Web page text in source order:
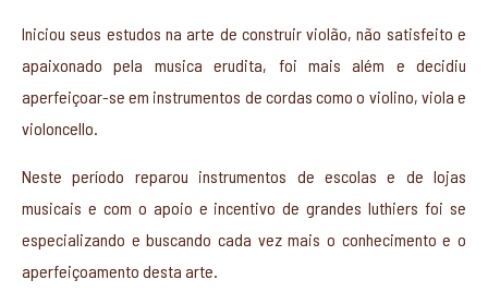
Iniciou seus estudos na arte de construir violão, não satisfeito e
apaixonado pela musica erudita, foi mais além e decidiu
aperfeiçoar-se em instrumentos de cordas como o violino, viola e
violoncello.
Neste período reparou instrumentos de escolas e de lojas
musicais e com o apoio e incentivo de grandes luthiers foi se
especializando e buscando cada vez mais o conhecimento e o
aperfeiçoamento desta arte.